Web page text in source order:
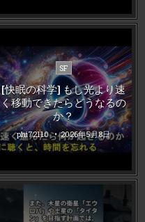
Posted
in
SF
[快眠の科学] もし光より速
く移動できたらどうなるの
か？
phi72110 2026年5月8日